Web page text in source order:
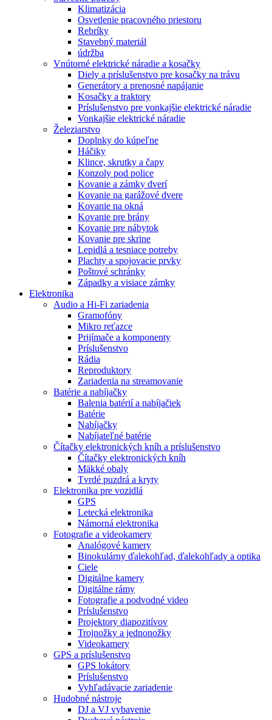
Klimatizácia
Osvetlenie pracovného priestoru
Rebríky
Stavebný materiál
údržba
Vnútorné elektrické náradie a kosačky
Diely a príslušenstvo pre kosačky na trávu
Generátory a prenosné napájanie
Kosačky a traktory
Príslušenstvo pre vonkajšie elektrické náradie
Vonkajšie elektrické náradie
Železiarstvo
Doplnky do kúpeľne
Háčiky
Klince, skrutky a čapy
Konzoly pod police
Kovanie a zámky dverí
Kovanie na garážové dvere
Kovanie na okná
Kovanie pre brány
Kovanie pre nábytok
Kovanie pre skrine
Lepidlá a tesniace potreby
Plachty a spojovacie prvky
Poštové schránky
Západky a visiace zámky
Elektronika
Audio a Hi-Fi zariadenia
Gramofóny
Mikro reťazce
Prijímače a komponenty
Príslušenstvo
Rádia
Reproduktory
Zariadenia na streamovanie
Batérie a nabíjačky
Balenia batérií a nabíjačiek
Batérie
Nabíjačky
Nabíjateľné batérie
Čítačky elektronických kníh a príslušenstvo
Čítačky elektronických kníh
Mäkké obaly
Tvrdé puzdrá a kryty
Elektronika pre vozidlá
GPS
Letecká elektronika
Námorná elektronika
Fotografie a videokamery
Analógové kamery
Binokulárny ďalekohľad, ďalekohľady a optika
Ciele
Digitálne kamery
Digitálne rámy
Fotografie a podvodné video
Príslušenstvo
Projektory diapozitívov
Trojnožky a jednonožky
Videokamery
GPS a príslušenstvo
GPS lokátory
Príslušenstvo
Vyhľadávacie zariadenie
Hudobné nástroje
DJ a VJ vybavenie